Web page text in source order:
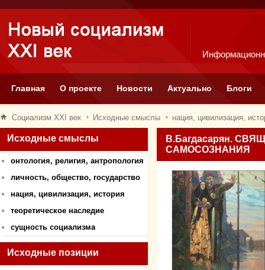
Главная О проекте Новости Актуально Блоги
Социализм XXI век Исходные смыслы нация, цивилизация,
Исходные смыслы
онтология, религия, антропология
личность, общество, государство
нация, цивилизация, история
теоретическое наследие
сущность социализма
Исходные позиции
В.Багдасарян.
САМОСОЗНАНИЯ